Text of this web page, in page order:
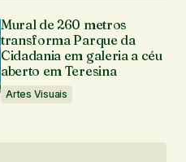
Mural de 260 metros
transforma Parque da
Cidadania em galeria a céu
aberto em Teresina
Artes Visuais